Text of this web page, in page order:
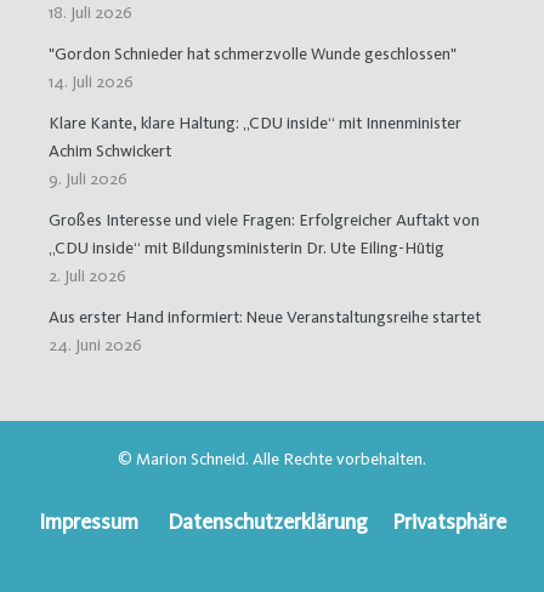
18. Juli 2026
"Gordon Schnieder hat schmerzvolle Wunde geschlossen"
14. Juli 2026
Klare Kante, klare Haltung: „CDU inside“ mit Innenminister
Achim Schwickert
9. Juli 2026
Großes Interesse und viele Fragen: Erfolgreicher Auftakt von
„CDU inside“ mit Bildungsministerin Dr. Ute Eiling-Hütig
2. Juli 2026
Aus erster Hand informiert: Neue Veranstaltungsreihe startet
24. Juni 2026
© Marion Schneid. Alle Rechte vorbehalten.
Impressum Datenschutzerklärung Privatsphäre